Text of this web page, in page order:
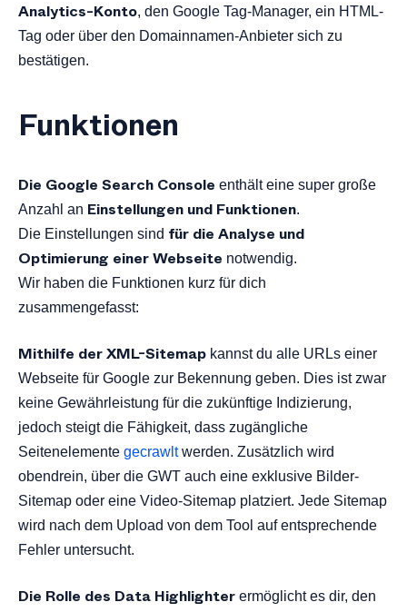
Analytics-Konto, den Google Tag-Manager, ein HTML-
Tag oder über den Domainnamen-Anbieter sich zu
bestätigen.
Funktionen
Die Google Search Console enthält eine super große
Anzahl an Einstellungen und Funktionen.
Die Einstellungen sind für die Analyse und
Optimierung einer Webseite notwendig.
Wir haben die Funktionen kurz für dich
zusammengefasst:
Mithilfe der XML-Sitemap kannst du alle URLs einer
Webseite für Google zur Bekennung geben. Dies ist zwar
keine Gewährleistung für die zukünftige Indizierung,
jedoch steigt die Fähigkeit, dass zugängliche
Seitenelemente gecrawltwerden. Zusätzlich wird
obendrein, über die GWT auch eine exklusive Bilder-
Sitemap oder eine Video-Sitemap platziert. Jede Sitemap
wird nach dem Upload von dem Tool auf entsprechende
Fehler untersucht.
Die Rolle des Data Highlighter ermöglicht es dir, den